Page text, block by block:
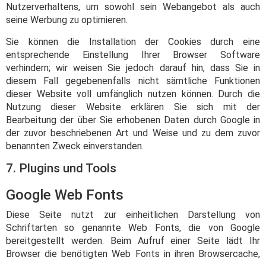
Nutzerverhaltens, um sowohl sein Webangebot als auch
seine Werbung zu optimieren.
Sie können die Installation der Cookies durch eine
entsprechende Einstellung Ihrer Browser Software
verhindern; wir weisen Sie jedoch darauf hin, dass Sie in
diesem Fall gegebenenfalls nicht sämtliche Funktionen
dieser Website voll umfänglich nutzen können. Durch die
Nutzung dieser Website erklären Sie sich mit der
Bearbeitung der über Sie erhobenen Daten durch Google in
der zuvor beschriebenen Art und Weise und zu dem zuvor
benannten Zweck einverstanden.
7. Plugins und Tools
Google Web Fonts
Diese Seite nutzt zur einheitlichen Darstellung von
Schriftarten so genannte Web Fonts, die von Google
bereitgestellt werden. Beim Aufruf einer Seite lädt Ihr
Browser die benötigten Web Fonts in ihren Browsercache,